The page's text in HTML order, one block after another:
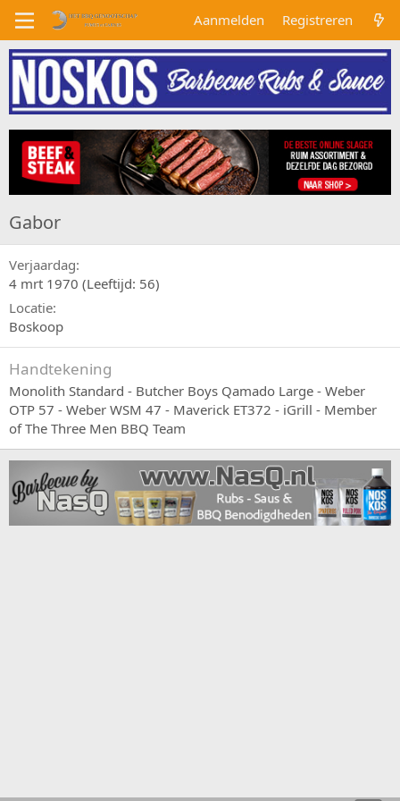
Aanmelden Registreren
Gabor
Verjaardag
4 mrt 1970 (Leeftijd: 56)
Locatie
Boskoop
Handtekening
Monolith Standard - Butcher Boys Qamado Large - Weber
OTP 57 - Weber WSM 47 - Maverick ET372 - iGrill - Member
of The Three Men BBQ Team